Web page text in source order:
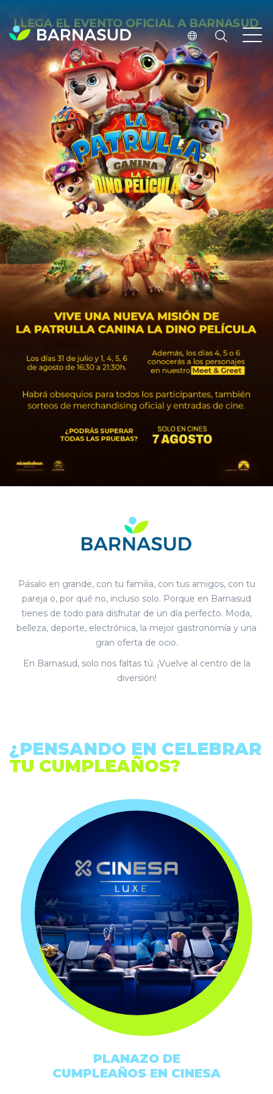
Pásalo en grande, con tu familia, con tus amigos, con tu
pareja o, por qué no, incluso solo. Porque en Barnasud
tienes de todo para disfrutar de un día perfecto. Moda,
belleza, deporte, electrónica, la mejor gastronomía y una
gran oferta de ocio.
En Barnasud, solo nos faltas tú. ¡Vuelve al centro de la
diversión!
¿PENSANDO EN CELEBRAR
TU CUMPLEAÑOS?
PLANAZO DE
CUMPLEAÑOS EN CINESA